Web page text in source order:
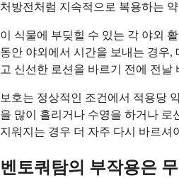
처방전처럼 지속적으로 복용하는
이 식물에 부딪힐 수 있는 각 야외
동안 야외에서 시간을 보내는 경우,
고 신선한 로션을 바르기 전에 전날
보호는 정상적인 조건에서 적용당
을 많이 흘리거나 수영을 하거나 로
지워지는 경우 더 자주 다시 바르셔
벤토쿼탐의 부작용은